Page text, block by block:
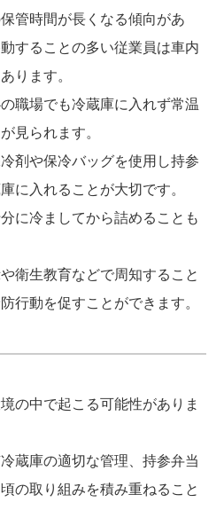
管時間が長くなる傾向があ
することの多い従業員は車内
ります。
職場でも冷蔵庫に入れず常温
見られます。
剤や保冷バッグを使用し持参
に入れることが大切です。
に冷ましてから詰めることも
衛生教育などで周知すること
行動を促すことができます。
の中で起こる可能性がありま
蔵庫の適切な管理、持参弁当
の取り組みを積み重ねること